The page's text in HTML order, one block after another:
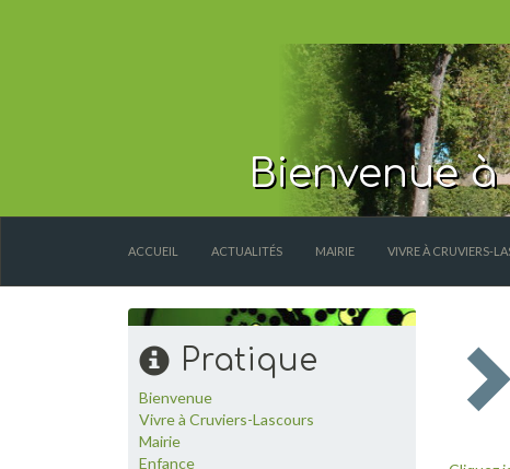
Bienvenue
ACCUEIL ACTUALITÉS MAIRIE VIVRE À CRUVIERS-
Pratique
Bienvenue
Vivre à Cruviers-Lascours
Mairie
Enfance